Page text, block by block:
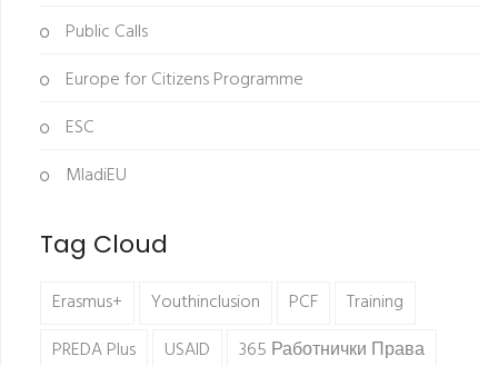
Public Calls
Europe for Citizens Programme
ESC
MladiEU
Tag Cloud
Erasmus+ Youthinclusion PCF
Training
PREDA Plus
USAID
365 Работнички Права